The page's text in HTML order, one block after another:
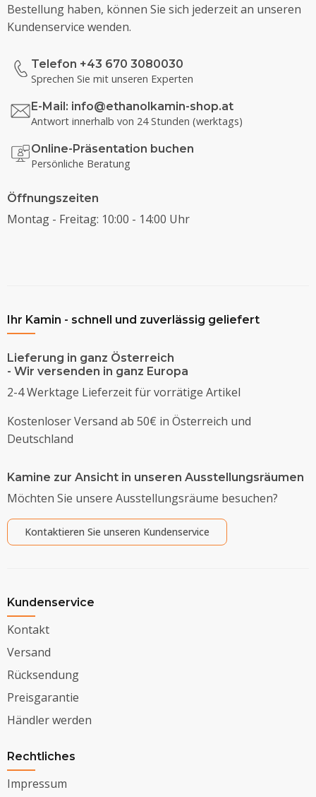
Bestellung haben, können Sie sich jederzeit an unseren
Kundenservice wenden.
Telefon +43 670 3080030
Sprechen Sie mit unseren Experten
E-Mail: info@ethanolkamin-shop.at
Antwort innerhalb von 24 Stunden (werktags)
Online-Präsentation buchen
Persönliche Beratung
Öffnungszeiten
Montag - Freitag: 10:00 - 14:00 Uhr
Ihr Kamin - schnell und zuverlässig geliefert
Lieferung in ganz Österreich
- Wir versenden in ganz Europa
2-4 Werktage Lieferzeit für vorrätige Artikel
Kostenloser Versand ab 50€ in Österreich und
Deutschland
Kamine zur Ansicht in unseren Ausstellungsräumen
Möchten Sie unsere Ausstellungsräume besuchen?
Kontaktieren Sie unseren Kundenservice
Kundenservice
Kontakt
Versand
Rücksendung
Preisgarantie
Händler werden
Rechtliches
Impressum